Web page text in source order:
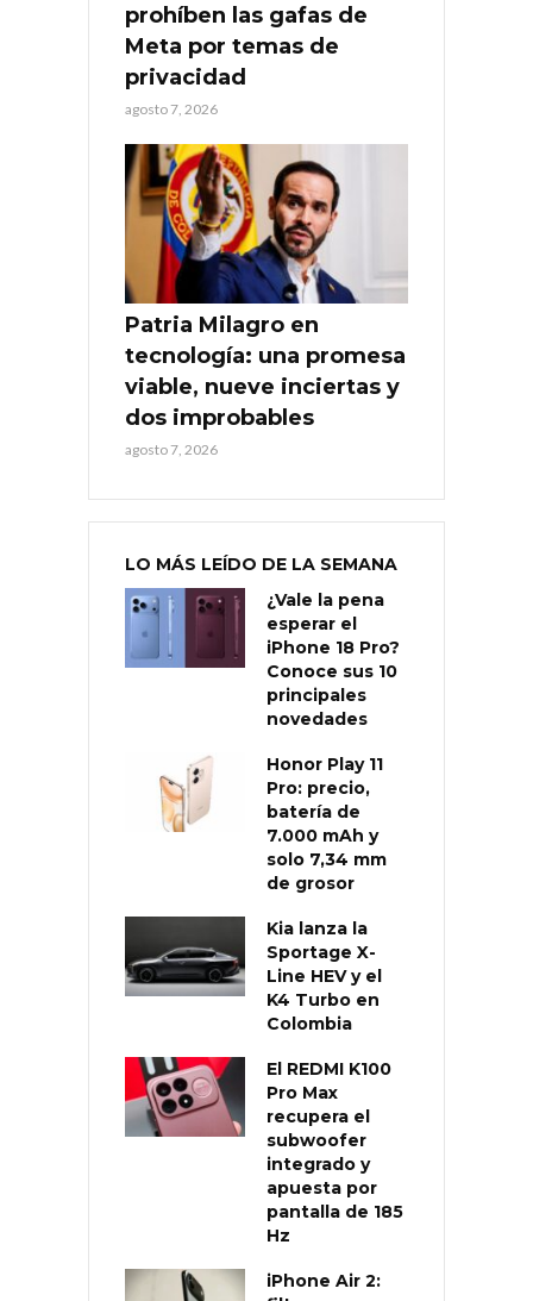
prohíben las gafas de
Meta por temas de
privacidad
agosto 7, 2026
Patria Milagro en
tecnología: una promesa
viable, nueve inciertas y
dos improbables
agosto 7, 2026
LO MÁS LEÍDO DE LA SEMANA
¿Vale la pena
esperar el
iPhone 18 Pro?
Conoce sus 10
principales
novedades
Honor Play 11
Pro: precio,
batería de
7.000 mAh y
solo 7,34 mm
de grosor
Kia lanza la
Sportage X-
Line HEV y el
K4 Turbo en
Colombia
El REDMI K100
Pro Max
recupera el
subwoofer
integrado y
apuesta por
pantalla de 185
Hz
iPhone Air 2: